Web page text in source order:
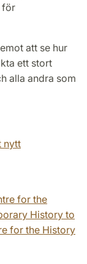
för
att se hur
ett stort
alla andra som
nytt
for the
History to
for the History